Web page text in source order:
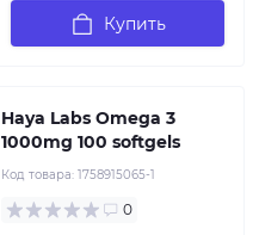
Купить
Haya Labs Omega 3
1000mg 100 softgels
Код товара: 1758915065-1
0